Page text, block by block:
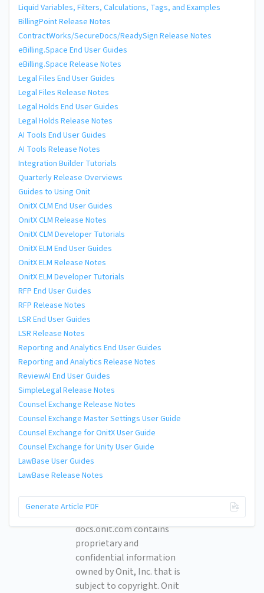
Liquid Variables, Filters, Calculations, Tags, and Examples
BillingPoint Release Notes
ContractWorks/SecureDocs/ReadySign Release Notes
eBilling.Space End User Guides
eBilling.Space Release Notes
Legal Files End User Guides
Legal Files Release Notes
Legal Holds End User Guides
Legal Holds Release Notes
AI Tools End User Guides
AI Tools Release Notes
Integration Builder Tutorials
Quarterly Release Overviews
Guides to Using Onit
OnitX CLM End User Guides
OnitX CLM Release Notes
OnitX CLM Developer Tutorials
OnitX ELM End User Guides
OnitX ELM Release Notes
OnitX ELM Developer Tutorials
RFP End User Guides
RFP Release Notes
LSR End User Guides
LSR Release Notes
Reporting and Analytics End User Guides
Reporting and Analytics Release Notes
ReviewAI End User Guides
SimpleLegal Release Notes
Counsel Exchange Release Notes
Counsel Exchange Master Settings User Guide
Counsel Exchange for OnitX User Guide
Counsel Exchange for Unity User Guide
LawBase User Guides
LawBase Release Notes
Generate Article PDF
docs.onit.com contains
proprietary and
confidential information
owned by Onit, Inc. that is
subject to copyright. Onit